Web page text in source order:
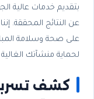
بتقديم خدمات عالية
عن النتائج المحققة.
على صحة وسلامة
لحماية منشآتك
كشف